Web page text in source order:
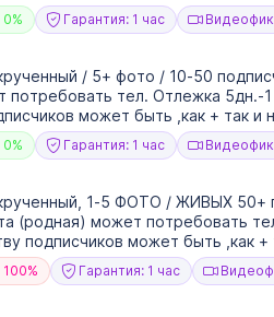
0% Гарантия: 1 час
/ 5+ фото / 10-50
потребовать тел. Отлежка 5дн.-
может быть ,как + так и
0% Гарантия: 1 час
1-5 ФОТО / ЖИВЫХ 50+
(родная) может потребовать
подписчиков может быть ,как
100% Гарантия: 1 час